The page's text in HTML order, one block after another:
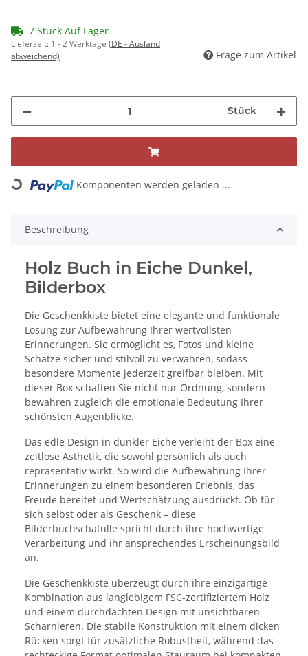
7 Stück Auf Lager
Lieferzeit: 1 - 2 Werktage (DE - Ausland
abweichend)
Frage zum Artikel
Stück
Loading... Komponenten werden geladen ...
Beschreibung
Holz Buch in Eiche Dunkel,
Bilderbox
Die Geschenkkiste bietet eine elegante und funktionale
Lösung zur Aufbewahrung Ihrer wertvollsten
Erinnerungen. Sie ermöglicht es, Fotos und kleine
Schätze sicher und stilvoll zu verwahren, sodass
besondere Momente jederzeit greifbar bleiben. Mit
dieser Box schaffen Sie nicht nur Ordnung, sondern
bewahren zugleich die emotionale Bedeutung Ihrer
schönsten Augenblicke.
Das edle Design in dunkler Eiche verleiht der Box eine
zeitlose Ästhetik, die sowohl persönlich als auch
repräsentativ wirkt. So wird die Aufbewahrung Ihrer
Erinnerungen zu einem besonderen Erlebnis, das
Freude bereitet und Wertschätzung ausdrückt. Ob für
sich selbst oder als Geschenk – diese
Bilderbuchschatulle spricht durch ihre hochwertige
Verarbeitung und ihr ansprechendes Erscheinungsbild
an.
Die Geschenkkiste überzeugt durch ihre einzigartige
Kombination aus langlebigem FSC-zertifiziertem Holz
und einem durchdachten Design mit unsichtbaren
Scharnieren. Die stabile Konstruktion mit einem dicken
Rücken sorgt für zusätzliche Robustheit, während das